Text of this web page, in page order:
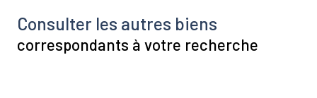
Consulter les autres biens
correspondants à votre recherche